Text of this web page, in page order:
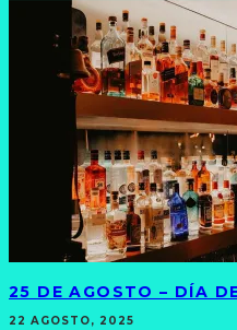
25 DE AGOSTO – DÍA
22 AGOSTO, 2025